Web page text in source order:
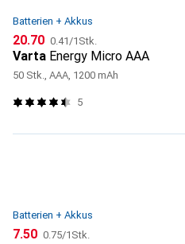
Batterien + Akkus
CHF
20.70 CHF
0.41 /1Stk.
Varta Energy Micro AAA
50 Stk., AAA, 1200 mAh
5
Batterien + Akkus
CHF
7.50 CHF
0.75/1Stk.